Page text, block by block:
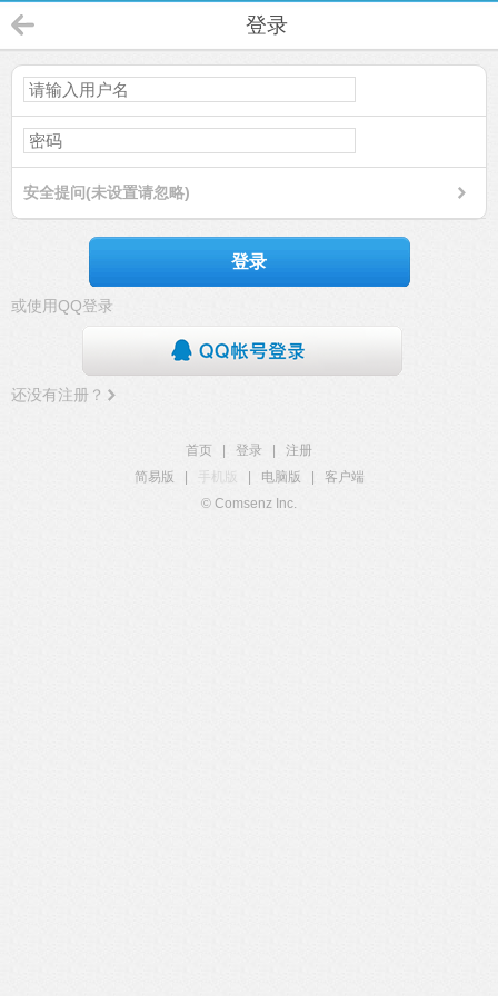
登录
安全提问(未设置请忽略)
登录
或使用QQ登录
还没有注册？
首页 登录
注册
简易版
手机版 电脑版
客户端
© Comsenz Inc.